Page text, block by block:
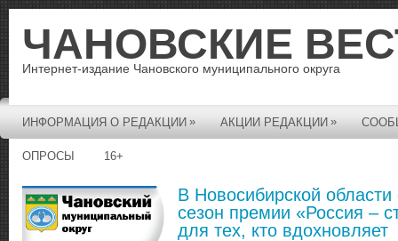
ЧАНОВСКИЕ
Интернет-издание Чановского муниципального округа
ИНФОРМАЦИЯ О РЕДАКЦИИ » АКЦИИ РЕДАКЦИИ »
ОПРОСЫ 16+
В Новосибирской
сезон премии «Россия –
для тех, кто вдохновляет